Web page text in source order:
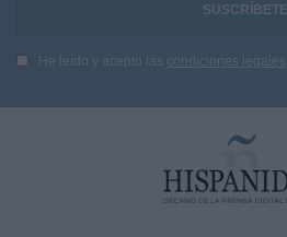
He leído y acepto las condiciones legales